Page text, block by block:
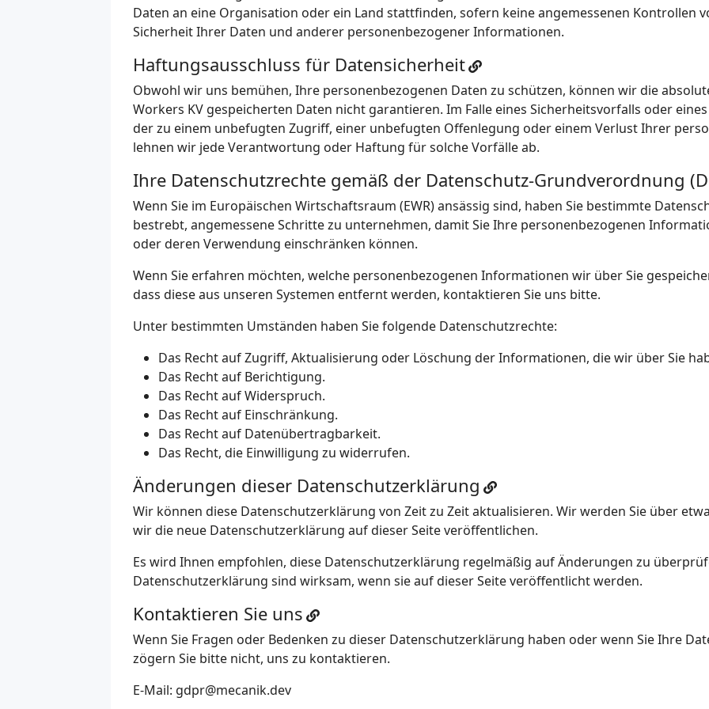
Daten an eine Organisation oder ein Land stattfinden, sofern keine angemessenen Kontrollen
Sicherheit Ihrer Daten und anderer personenbezogener Informationen.
Haftungsausschluss für Datensicherheit
Obwohl wir uns bemühen, Ihre personenbezogenen Daten zu schützen, können wir die
Workers KV gespeicherten Daten nicht garantieren. Im Falle eines Sicherheitsvorfalls oder
der zu einem unbefugten Zugriff, einer unbefugten Offenlegung oder einem Verlust Ihrer
lehnen wir jede Verantwortung oder Haftung für solche Vorfälle ab.
Ihre Datenschutzrechte gemäß der Datenschutz-Grundverordnung
Wenn Sie im Europäischen Wirtschaftsraum (EWR) ansässig sind, haben Sie bestimmte
bestrebt, angemessene Schritte zu unternehmen, damit Sie Ihre personenbezogenen
oder deren Verwendung einschränken können.
Wenn Sie erfahren möchten, welche personenbezogenen Informationen wir über Sie
dass diese aus unseren Systemen entfernt werden, kontaktieren Sie uns bitte.
Unter bestimmten Umständen haben Sie folgende Datenschutzrechte:
Das Recht auf Zugriff, Aktualisierung oder Löschung der Informationen, die wir über Sie
Das Recht auf Berichtigung.
Das Recht auf Widerspruch.
Das Recht auf Einschränkung.
Das Recht auf Datenübertragbarkeit.
Das Recht, die Einwilligung zu widerrufen.
Änderungen dieser Datenschutzerklärung
Wir können diese Datenschutzerklärung von Zeit zu Zeit aktualisieren. Wir werden Sie über
wir die neue Datenschutzerklärung auf dieser Seite veröffentlichen.
Es wird Ihnen empfohlen, diese Datenschutzerklärung regelmäßig auf Änderungen zu
Datenschutzerklärung sind wirksam, wenn sie auf dieser Seite veröffentlicht werden.
Kontaktieren Sie uns
Wenn Sie Fragen oder Bedenken zu dieser Datenschutzerklärung haben oder wenn Sie Ihre
zögern Sie bitte nicht, uns zu kontaktieren.
E-Mail: gdpr@mecanik.dev